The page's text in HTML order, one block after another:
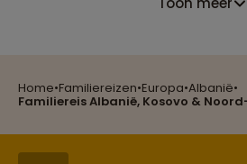
Home•Familiereizen•Europa•Albanië•
Familiereis Albanië, Kosovo &
Reizen met oog voor
Groepsreizen mét